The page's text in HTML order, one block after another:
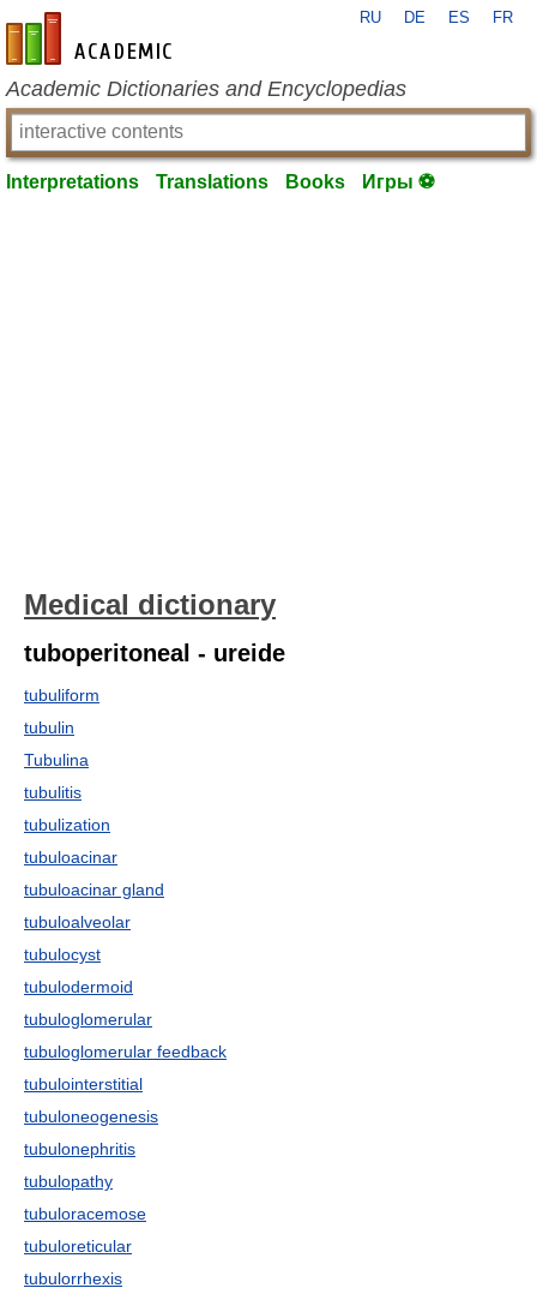
en-academic.com
RU DE ES FR
Academic Dictionaries and Encyclopedias
Interpretations Translations Books Игры ⚽
Medical dictionary
tuboperitoneal - ureide
tubuliform
tubulin
Tubulina
tubulitis
tubulization
tubuloacinar
tubuloacinar gland
tubuloalveolar
tubulocyst
tubulodermoid
tubuloglomerular
tubuloglomerular feedback
tubulointerstitial
tubuloneogenesis
tubulonephritis
tubulopathy
tubuloracemose
tubuloreticular
tubulorrhexis